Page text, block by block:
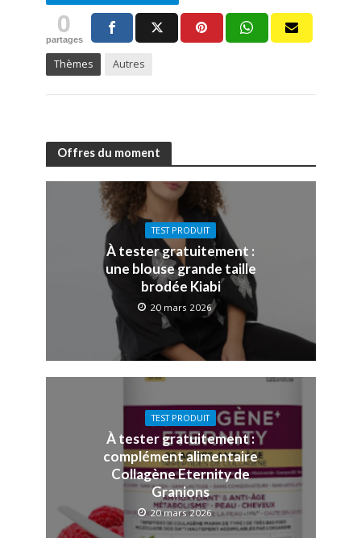
0
partages
Thèmes Autres
Offres du moment
TEST PRODUIT
À tester gratuitement :
une blouse grande taille
brodée Kiabi
20 mars 2026
TEST PRODUIT
À tester gratuitement :
complément alimentaire
Collagène Eternity de
Granions
20 mars 2026